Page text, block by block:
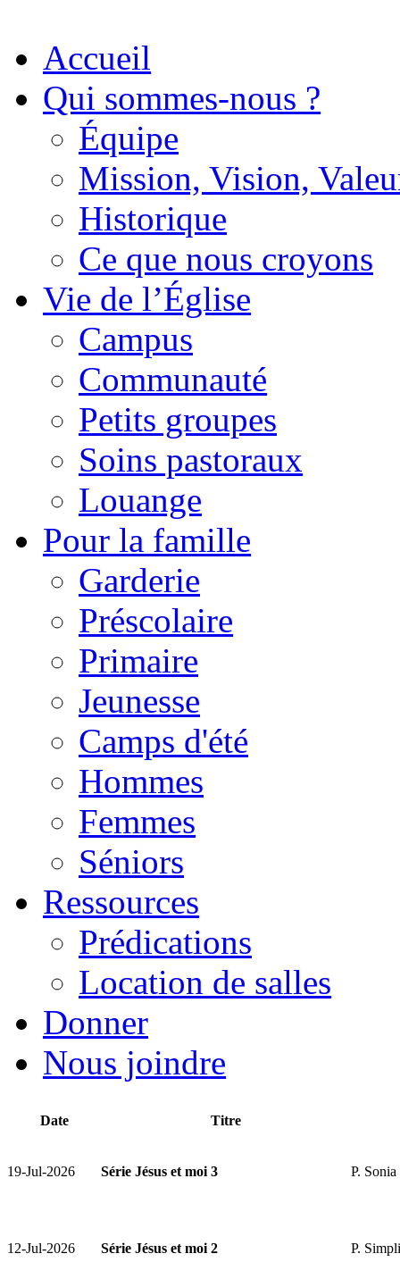
Accueil
Qui sommes-nous ?
Équipe
Mission, Vision,
Historique
Ce que nous croyons
Vie de l’Église
Campus
Communauté
Petits groupes
Soins pastoraux
Louange
Pour la famille
Garderie
Préscolaire
Primaire
Jeunesse
Camps d'été
Hommes
Femmes
Séniors
Ressources
Prédications
Location de salles
Donner
Nous joindre
Date Titre
19-Jul-2026 Série Jésus et moi 3 P.
12-Jul-2026 Série Jésus et moi 2 P.